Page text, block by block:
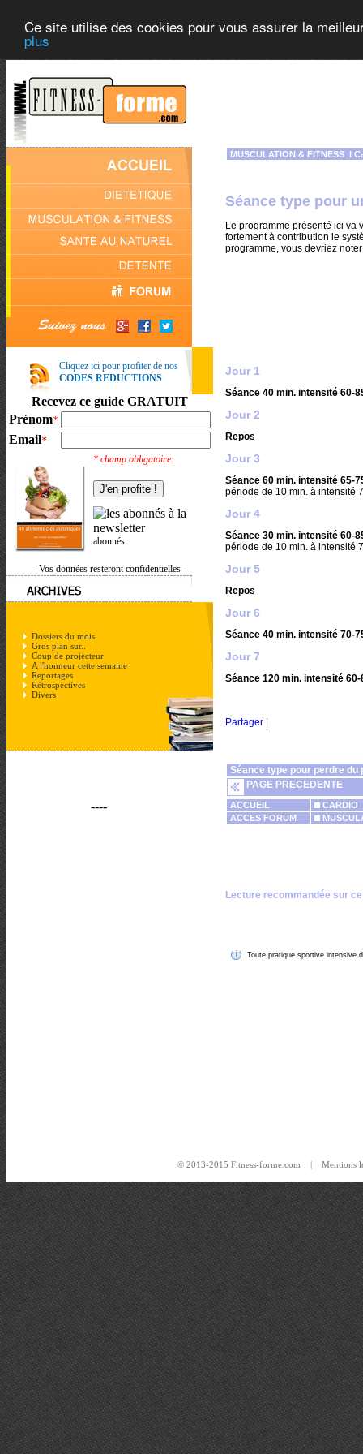
Ce site utilise des cookies pour vous assurer la
plus
Cliquez ici pour profiter de nos
CODES REDUCTIONS
Recevez ce guide GRATUIT
Prénom*
Email*
* champ obligatoire.
abonnés
- Vos données resteront confidentielles -
Dossiers du mois
Gros plan sur..
Coup de projecteur
A l'honneur cette semaine
Reportages
Rétrospectives
Divers
----
MUSCULATION & FITNESS l
Séance type pour
Le programme présenté ici va
fortement à contribution le
programme, vous devriez
Jour 1
Séance 40 min. intensité 60-
Jour 2
Repos
Jour 3
Séance 60 min. intensité 65-
période de 10 min. à intensité
Jour 4
Séance 30 min. intensité 60-
période de 10 min. à intensité
Jour 5
Repos
Jour 6
Séance 40 min. intensité 70-
Jour 7
Séance 120 min. intensité 60-
Partager
Séance type pour perdre du
PAGE PRECEDENTE
ACCUEIL
CARDIO
ACCES FORUM
Lecture recommandée sur
Toute pratique sportive intensive
© 2013-2015 Fitness-forme.com | Mentions